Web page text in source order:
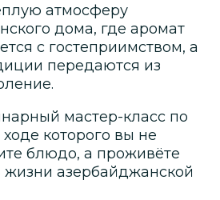
атмосферу
дома, где аромат
с гостеприимством, а
передаются из
мастер-класс по
которого вы не
блюдо, а проживёте
жизни азербайджанской